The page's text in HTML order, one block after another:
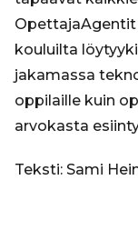
kouluilta
jakamassa
oppilaille kuin
arvokasta
Teksti: Sami